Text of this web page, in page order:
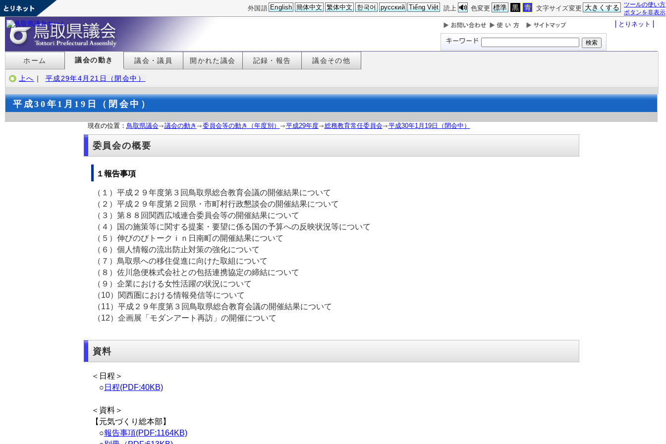
ツールの使い方
ボタンを非表示
文字サイズ変更 大きくする
色変更 標準 黒 青
読上
外国語 English 簡体中文 繁体中文 한국어 русский Tiếng Việt
とりネット
ホーム 議会の動き 議会・議員 開かれた議会 記録・報告 議会その他
上へ ｜ 平成29年4月21日（閉会中）
平成30年1月19日（閉会中）
現在の位置： 鳥取県議会 議会の動き 委員会等の動き（年度別） 平成29年度 総務教育常任委員会 平成30年1月19日（閉会中）
委員会の概要
１報告事項
（１）平成２９年度第３回鳥取県総合教育会議の開催結果について
（２）平成２９年度第２回県・市町村行政懇談会の開催結果について
（３）第８８回関西広域連合委員会等の開催結果について
（４）国の施策等に関する提案・要望に係る国の予算への反映状況等について
（５）伸びのびトークｉｎ日南町の開催結果について
（６）個人情報の流出防止対策の強化について
（７）鳥取県への移住促進に向けた取組について
（８）佐川急便株式会社との包括連携協定の締結について
（９）企業における女性活躍の状況について
（10）関西圏における情報発信等について
（11）平成２９年度第３回鳥取県総合教育会議の開催結果について
（12）企画展「モダンアート再訪」の開催について
資料
＜日程＞
○ 日程(PDF:40KB)
＜資料＞
【元気づくり総本部】
○報告事項(PDF:1164KB)